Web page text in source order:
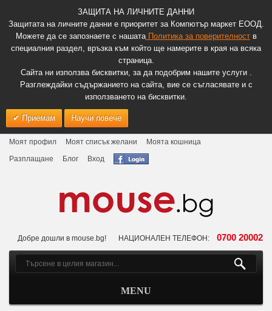
ЗАЩИТА НА ЛИЧНИТЕ ДАННИ
Защитата на личните данни е приоритет за Компютър маркет ЕООД.
Можете да се запознаете с нашатаПолитика за поверителноств
специалния раздел, връзка към който ще намерите в края на всяка
страница.
Сайта ни използва бисквитки, за да подобрим нашите услуги .
Разглеждайки съдържанието на сайта, вие се съгласявате и с
използването на бисквитки.
Приемам Научи повече
Моят профил Моят списък желани
Моята кошница
Разплащане
Блог Вход
Добре дошли в mouse.bg! НАЦИОНАЛЕН ТЕЛЕФОН: 0700 20002
MENU